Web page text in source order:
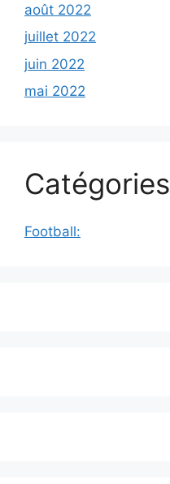
août 2022
juillet 2022
juin 2022
mai 2022
Catégories
Football: